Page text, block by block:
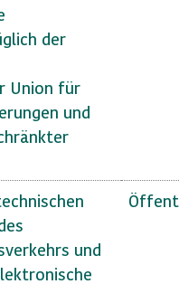
der
Union für
und
und